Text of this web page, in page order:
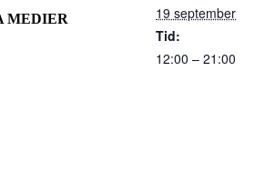
19 september
Tid:
12:00 – 21:00
MEDIER